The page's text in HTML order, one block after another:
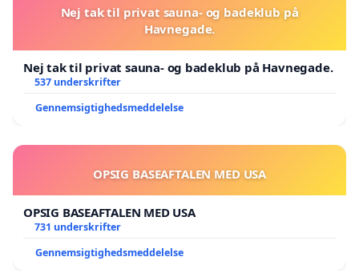
Nej tak til privat sauna- og badeklub på
Havnegade.
Nej tak til privat sauna- og badeklub på Havnegade.
537 underskrifter
Gennemsigtighedsmeddelelse
OPSIG BASEAFTALEN MED USA
OPSIG BASEAFTALEN MED USA
731 underskrifter
Gennemsigtighedsmeddelelse